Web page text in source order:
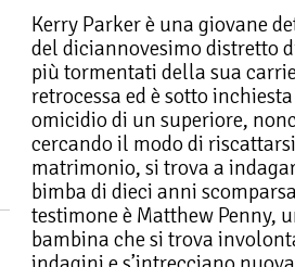
Kerry Parker è una giovane
del diciannovesimo distretto
più tormentati della sua
retrocessa ed è sotto
omicidio di un superiore,
cercando il modo di
matrimonio, si trova a
bimba di dieci anni
testimone è Matthew Penny,
bambina che si trova